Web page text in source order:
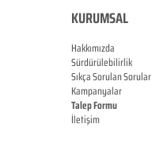
KURUMSAL
Hakkımızda
Sürdürülebilirlik
Sıkça Sorulan Sorular
Kampanyalar
Talep Formu
İletişim